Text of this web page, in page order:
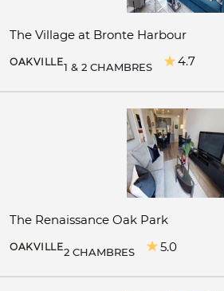
The Village at Bronte Harbour
OAKVILLE1 & 2 CHAMBRES 4.7
The Renaissance Oak Park
OAKVILLE2 CHAMBRES 5.0